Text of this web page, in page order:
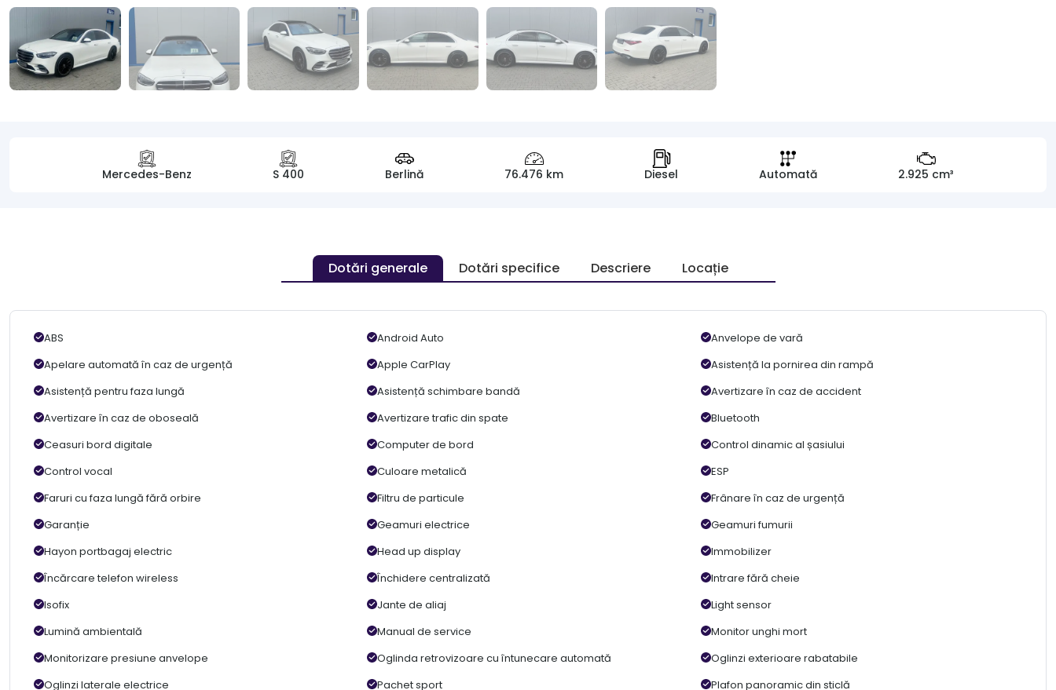
Mercedes-Benz S 400 Berlină 76.476 km Diesel Automată 2.925 cm³
Dotări generale Dotări specifice Descriere Locație
ABS Android Auto
Anvelope de vară
Apelare automată în caz de urgență
Apple CarPlay
Asistență la pornirea din rampă
Asistență pentru faza lungă
Asistență schimbare bandă
Avertizare în caz de accident
Avertizare în caz de oboseală
Avertizare trafic din spate
Bluetooth
Ceasuri bord digitale
Computer de bord
Control dinamic al șasiului
Control vocal
Culoare metalică
ESP
Faruri cu faza lungă fără orbire
Filtru de particule
Frânare în caz de urgență
Garanție
Geamuri electrice
Geamuri fumurii
Hayon portbagaj electric
Head up display
Immobilizer
Încărcare telefon wireless
Închidere centralizată
Intrare fără cheie
Isofix
Jante de aliaj
Light sensor
Lumină ambientală
Manual de service
Monitor unghi mort
Monitorizare presiune anvelope
Oglinda retrovizoare cu întunecare automată
Oglinzi exterioare rabatabile
Oglinzi laterale electrice
Pachet sport
Plafon panoramic din sticlă